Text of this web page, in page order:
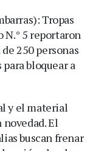
Tropas
N.° 5 reportaron
250 personas
bloquear a
y el material
El
buscan frenar